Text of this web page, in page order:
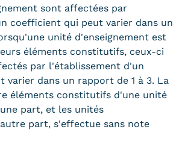
ICSV
sont affectées par
coefficient qui peut varier dans un
unité d'enseignement est
éléments constitutifs, ceux-ci
par l'établissement d'un
varier dans un rapport de 1 à 3. La
éléments constitutifs d'une unité
part, et les unités
part, s'effectue sans note